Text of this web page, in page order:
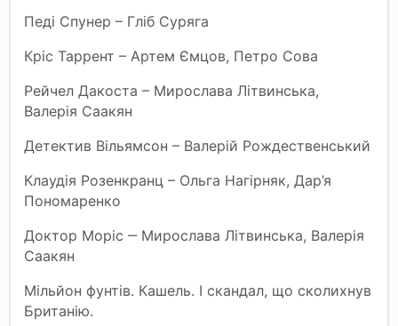
Педі Спунер – Гліб Суряга
Кріс Таррент – Артем Ємцов, Петро Сова
Рейчел Дакоста – Мирослава Літвинська,
Валерія Саакян
Детектив Вільямсон – Валерій Рождественський
Клаудія Розенкранц – Ольга Нагірняк, Дар’я
Пономаренко
Доктор Моріс ‒ Мирослава Літвинська, Валерія
Саакян
Мільйон фунтів. Кашель. І скандал, що сколихнув
Британію.